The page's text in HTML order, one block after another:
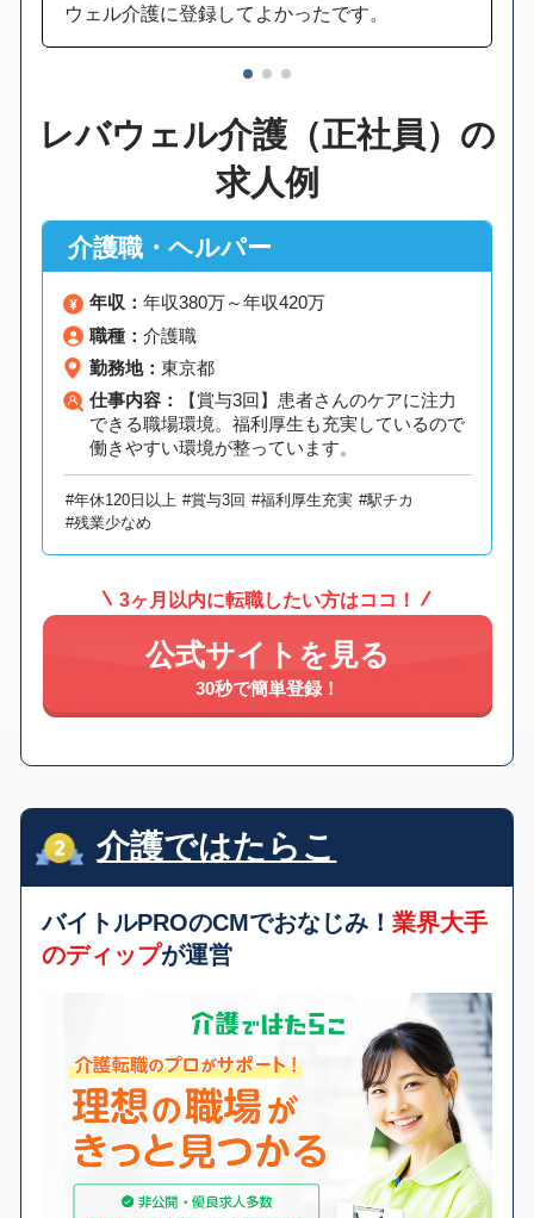
ウェル介護に登録してよかったです。
レバウェル介護（正社員）の
求人例
介護職・ヘルパー
年収： 年収380万～年収420万
職種： 介護職
勤務地： 東京都
仕事内容：
【賞与3回】患者さんのケアに注力
できる職場環境。福利厚生も充実しているので
働きやすい環境が整っています。
#年休120日以上 #賞与3回 #福利厚生充実 #駅チカ
#残業少なめ
3ヶ月以内に転職したい方はココ！
公式サイトを見る
30秒で簡単登録！
介護ではたらこ
バイトルPROのCMでおなじみ！業界大手
のディップが運営